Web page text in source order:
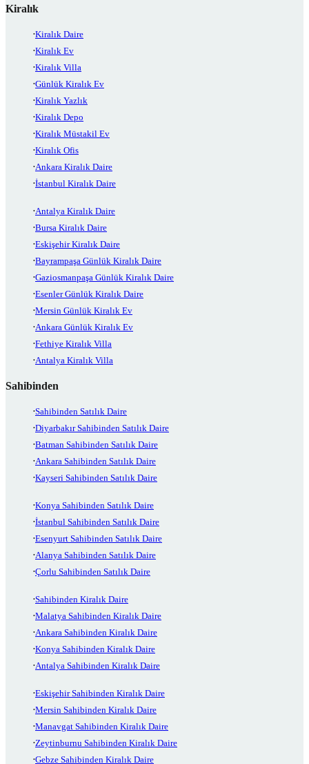
Kiralık
Kiralık Daire
Kiralık Ev
Kiralık Villa
Günlük Kiralık Ev
Kiralık Yazlık
Kiralık Depo
Kiralık Müstakil Ev
Kiralık Ofis
Ankara Kiralık Daire
İstanbul Kiralık Daire
Antalya Kiralık Daire
Bursa Kiralık Daire
Eskişehir Kiralık Daire
Bayrampaşa Günlük Kiralık Daire
Gaziosmanpaşa Günlük Kiralık Daire
Esenler Günlük Kiralık Daire
Mersin Günlük Kiralık Ev
Ankara Günlük Kiralık Ev
Fethiye Kiralık Villa
Antalya Kiralık Villa
Sahibinden
Sahibinden Satılık Daire
Diyarbakır Sahibinden Satılık Daire
Batman Sahibinden Satılık Daire
Ankara Sahibinden Satılık Daire
Kayseri Sahibinden Satılık Daire
Konya Sahibinden Satılık Daire
İstanbul Sahibinden Satılık Daire
Esenyurt Sahibinden Satılık Daire
Alanya Sahibinden Satılık Daire
Çorlu Sahibinden Satılık Daire
Sahibinden Kiralık Daire
Malatya Sahibinden Kiralık Daire
Ankara Sahibinden Kiralık Daire
Konya Sahibinden Kiralık Daire
Antalya Sahibinden Kiralık Daire
Eskişehir Sahibinden Kiralık Daire
Mersin Sahibinden Kiralık Daire
Manavgat Sahibinden Kiralık Daire
Zeytinburnu Sahibinden Kiralık Daire
Gebze Sahibinden Kiralık Daire